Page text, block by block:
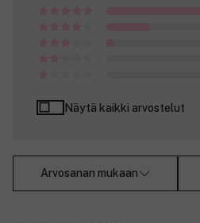
Näytä kaikki arvostelut
Arvosanan mukaan